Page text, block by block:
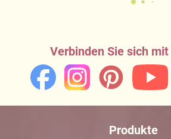
Verbinden Sie sich
Produkte